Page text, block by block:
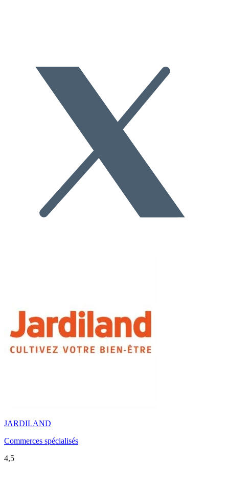
JARDILAND
Commerces spécialisés
4,5